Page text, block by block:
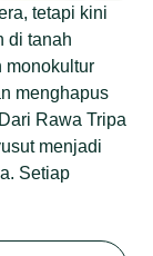
tetapi kini
di tanah
monokultur
menghapus
Rawa Tripa
menjadi
Setiap